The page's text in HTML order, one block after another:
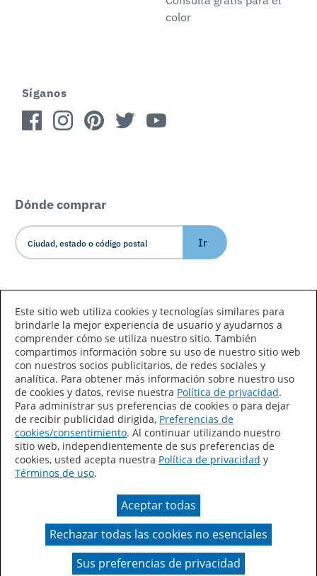
color
Síganos
Dónde comprar
Ir
Declaración de accesibilidad
Mapa del sitio
Términos de uso
Privacidad
Sus preferencias de privacidad
Ley de Cadenas de Suministro de California
Un color real puede variar en comparación con la
presentación en pantalla.
Este sitio web utiliza cookies y tecnologías similares para
brindarle la mejor experiencia de usuario y ayudarnos a
comprender cómo se utiliza nuestro sitio. También
compartimos información sobre su uso de nuestro sitio web
con nuestros socios publicitarios, de redes sociales y
analítica. Para obtener más información sobre nuestro uso
de cookies y datos, revise nuestra Política de privacidad.
Para administrar sus preferencias de cookies o para dejar
de recibir publicidad dirigida, Preferencias de
cookies/consentimiento. Al continuar utilizando nuestro
sitio web, independientemente de sus preferencias de
cookies, usted acepta nuestra Política de privacidad y
Términos de uso.
Aceptar todas
Rechazar todas las cookies no esenciales
Sus preferencias de privacidad